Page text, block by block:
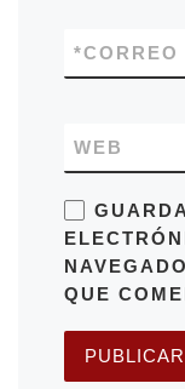
CORREO
*
WEB
QUE